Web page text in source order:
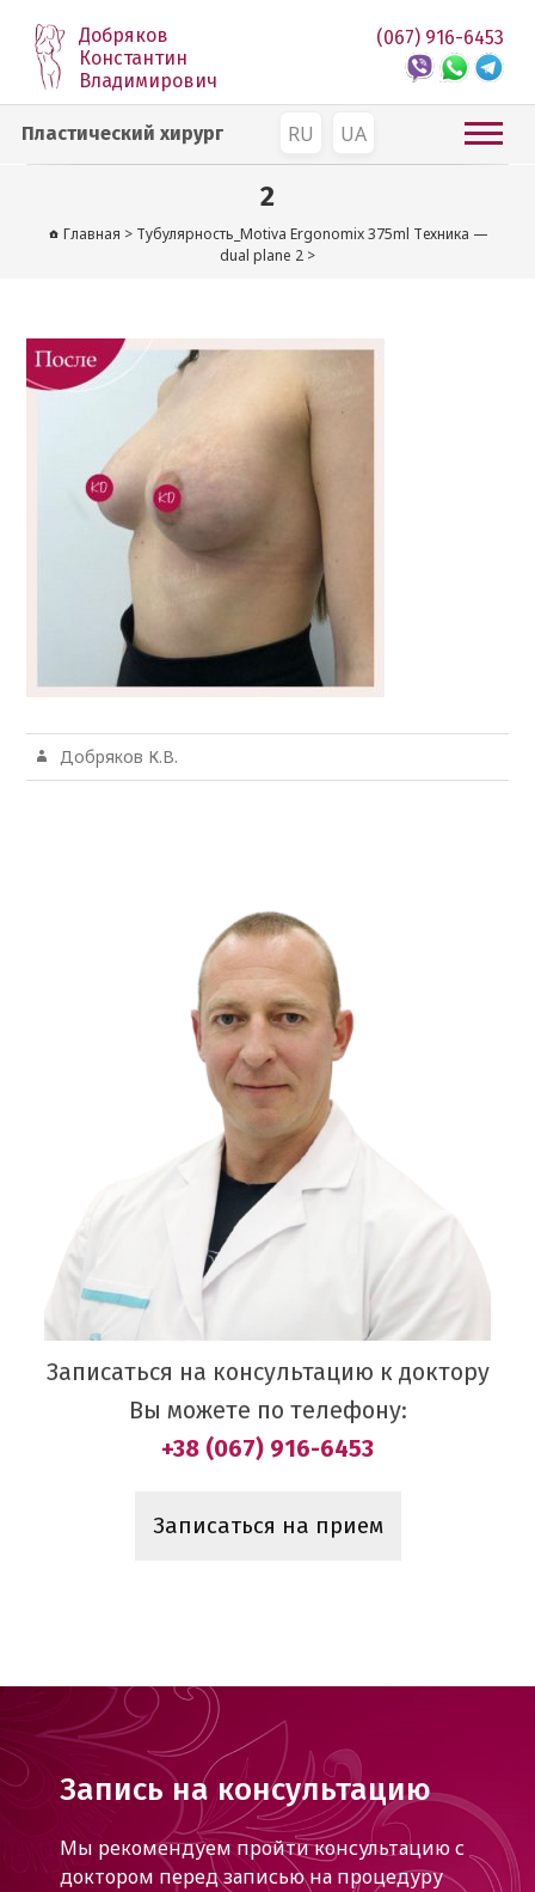
Добряков
Константин
Владимирович
RU UA
(067) 916-6453
Пластический хирург
2
Главная > Тубулярность_Motiva Ergonomix 375ml Техника —
dual plane 2 >
Добряков К.В.
Записаться на консультацию к доктору
Вы можете по телефону:
+38 (067) 916-6453
Записаться на прием
Запись на консультацию
Мы рекомендуем пройти консультацию с
доктором перед записью на процедуру